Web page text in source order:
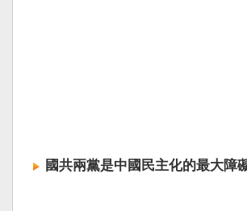
國共兩黨是中國民主化的最大障